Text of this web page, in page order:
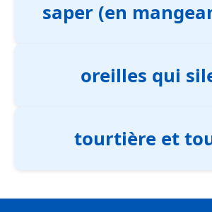
saper (en
oreilles qui
tourtière et